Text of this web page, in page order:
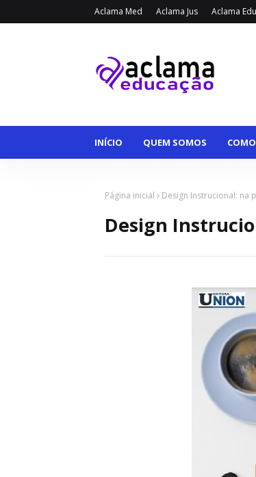
Aclama Med Aclama Jus Aclama
INÍCIO QUEM SOMOS
Página inicial Design Instrucional: na
Design